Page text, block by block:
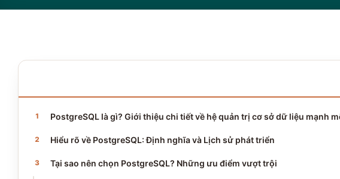
PostgreSQL là gì? Giới thiệu chi tiết về hệ quản trị cơ sở dữ liệu mạnh
Hiểu rõ về PostgreSQL: Định nghĩa và Lịch sử phát triển
Tại sao nên chọn PostgreSQL? Những ưu điểm vượt trội